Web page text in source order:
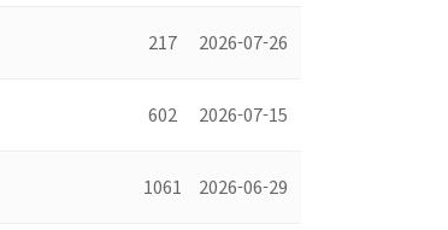
217 2026-07-26
602 2026-07-15
1061 2026-06-29